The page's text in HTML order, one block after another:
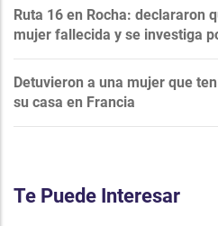
Ruta 16 en Rocha: declararon
mujer fallecida y se investiga
Detuvieron a una mujer que
su casa en Francia
Te Puede Interesar